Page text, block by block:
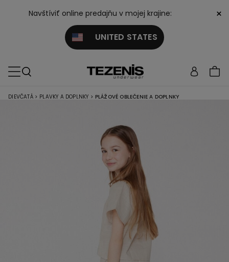
Navštíviť online predajňu v mojej krajine:
UNITED STATES
×
DIEVČATÁ > PLAVKY A DOPLNKY > PLÁŽOVÉ OBLEČENIE A DOPLNKY